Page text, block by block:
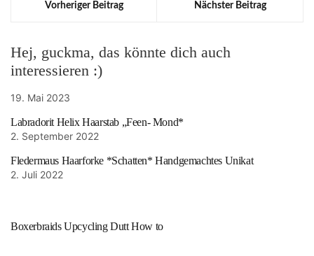
Vorheriger Beitrag Nächster Beitrag
Hej, guckma, das könnte dich auch
interessieren :)
19. Mai 2023
Labradorit Helix Haarstab „Feen- Mond*
2. September 2022
Fledermaus Haarforke *Schatten* Handgemachtes Unikat
2. Juli 2022
Boxerbraids Upcycling Dutt How to